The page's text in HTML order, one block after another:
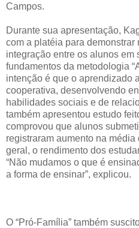
Campos.
Durante sua apresentação,
com a platéia para
integração entre os alunos em
fundamentos da metodologia
intenção é que o aprendizado
cooperativa, desenvolvendo
habilidades sociais e de
também apresentou estudo
comprovou que alunos
registraram aumento na
geral, o rendimento dos
“Não mudamos o que é
a forma de ensinar”, explicou.
O “Pró-Família” também